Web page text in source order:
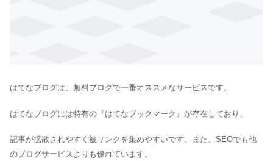
はてなブログは、無料ブログで一番オススメなサービスです。
はてなブログには特有の『はてなブックマーク』が存在しており、
記事が拡散されやすく被リンクを集めやすいです。また、SEOでも他
のブログサービスよりも優れています。